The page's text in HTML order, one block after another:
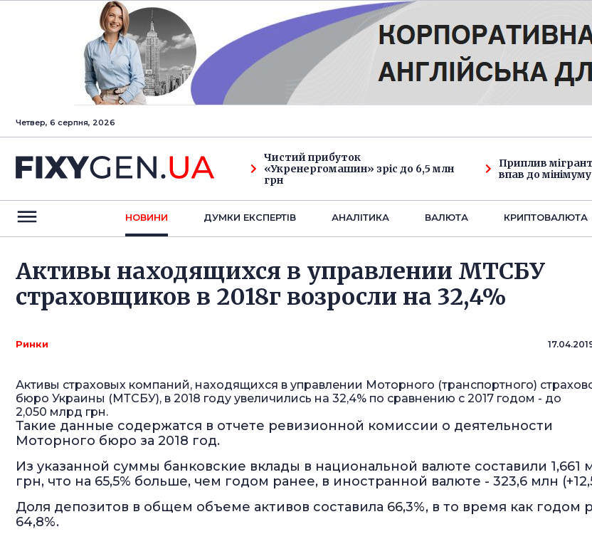
Четвер, 6 серпня, 2026
Чистий прибуток
«Укренергомашин» зріс до 6,5 млн
грн
Приплив
впав до
НОВИНИ ДУМКИ ЕКСПЕРТIВ АНАЛIТИКА ВАЛЮТА КРИПТОВАЛЮТА
Активы находящихся в управлении МТСБУ
страховщиков в 2018г возросли на 32,4%
Ринки
Активы страховых компаний, находящихся в управлении Моторного (транспортного)
бюро Украины (МТСБУ), в 2018 году увеличились на 32,4% по сравнению с 2017 годом - до
2,050 млрд грн.
Такие данные содержатся в отчете ревизионной комиссии о деятельности
Моторного бюро за 2018 год.
Из указанной суммы банковские вклады в национальной валюте составили 1,661
грн, что на 65,5% больше, чем годом ранее, в иностранной валюте - 323,6 млн
Доля депозитов в общем объеме активов составила 66,3%, в то время как годом
64,8%.